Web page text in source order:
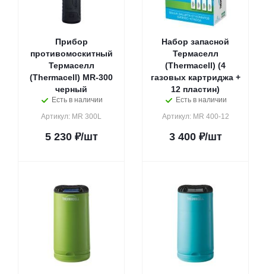
Прибор
противомоскитный
Термаселл
(Thermacell) MR-300
черный
Есть в наличии
Артикул: MR 300L
5 230₽/шт
Набор запасной
Термаселл
(Thermacell) (4
газовых картриджа +
12 пластин)
Есть в наличии
Артикул: MR 400-12
3 400₽/шт